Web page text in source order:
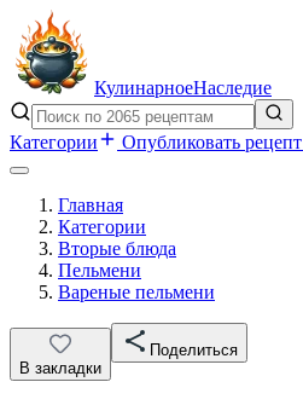
КулинарноеНаследие
Категории Опубликовать рецепт
Главная
Категории
Вторые блюда
Пельмени
Вареные пельмени
В закладки
Поделиться